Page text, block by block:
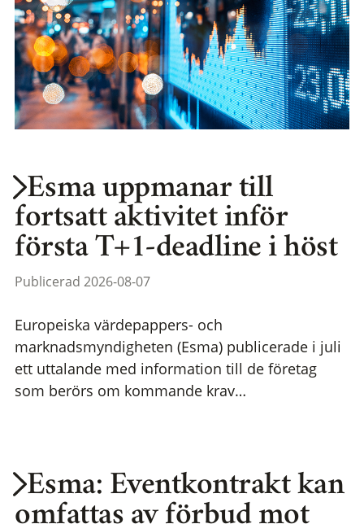
Esma uppmanar till
fortsatt aktivitet inför
första T+1-deadline i höst
Publicerad 2026-08-07
Europeiska värdepappers- och
marknadsmyndigheten (Esma) publicerade i juli
ett uttalande med information till de företag
som berörs om kommande krav…
Esma: Eventkontrakt kan
omfattas av förbud mot